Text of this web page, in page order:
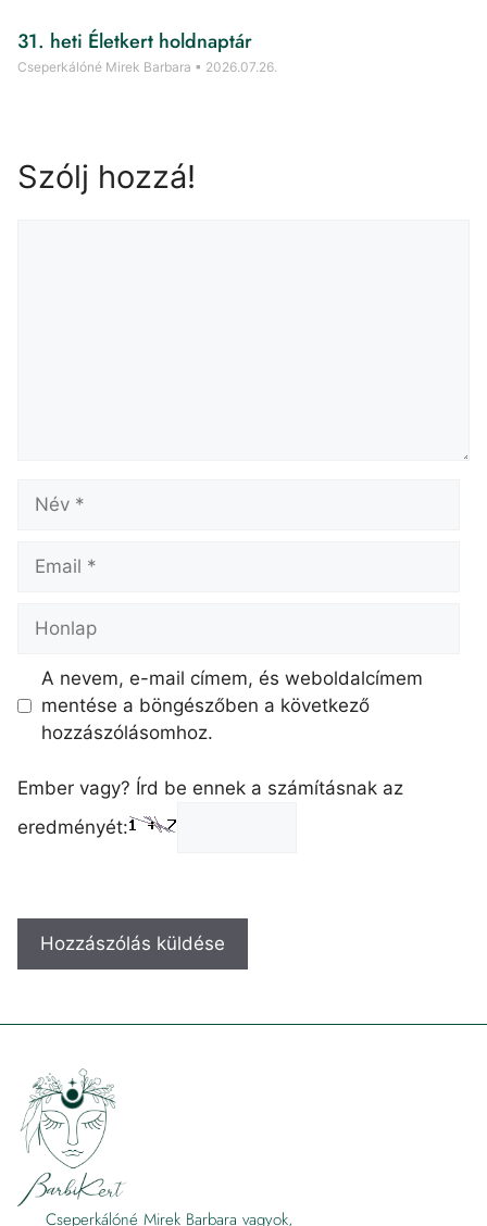
31. heti Életkert holdnaptár
Cseperkálóné Mirek Barbara 2026.07.26.
Szólj hozzá!
A nevem, e-mail címem, és weboldalcímem
mentése a böngészőben a következő
hozzászólásomhoz.
Ember vagy? Írd be ennek a számításnak az
eredményét:
Cseperkálóné Mirek Barbara vagyok,